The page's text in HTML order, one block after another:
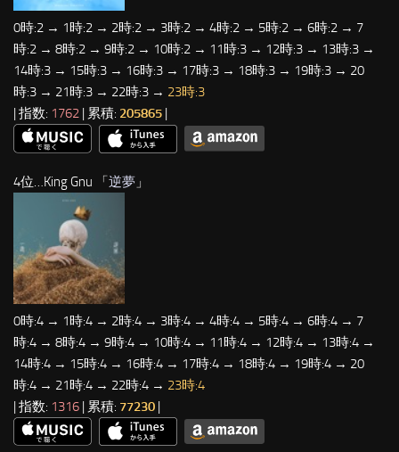
0時:2 → 1時:2 → 2時:2 → 3時:2 → 4時:2 → 5時:2 → 6時:2 → 7
時:2 → 8時:2 → 9時:2 → 10時:2 → 11時:3 → 12時:3 → 13時:3 →
14時:3 → 15時:3 → 16時:3 → 17時:3 → 18時:3 → 19時:3 → 20
時:3 → 21時:3 → 22時:3 → 23時:3
| 指数: 1762 | 累積: 205865
4位…King Gnu 「逆夢 」
0時:4 → 1時:4 → 2時:4 → 3時:4 → 4時:4 → 5時:4 → 6時:4 → 7
時:4 → 8時:4 → 9時:4 → 10時:4 → 11時:4 → 12時:4 → 13時:4 →
14時:4 → 15時:4 → 16時:4 → 17時:4 → 18時:4 → 19時:4 → 20
時:4 → 21時:4 → 22時:4 → 23時:4
| 指数: 1316 | 累積: 77230 |